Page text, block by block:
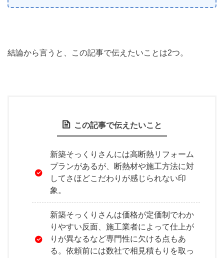
結論から言うと、この記事で伝えたいことは2つ。
この記事で伝えたいこと
新築そっくりさんには高断熱リフォーム
プランがあるが、断熱材や施工方法に対
してさほどこだわりが感じられない印
象。
新築そっくりさんは価格が定価制でわか
りやすい反面、施工業者によって仕上が
りが異なるなど専門性に欠ける点もあ
る。依頼前には数社で相見積もりを取っ